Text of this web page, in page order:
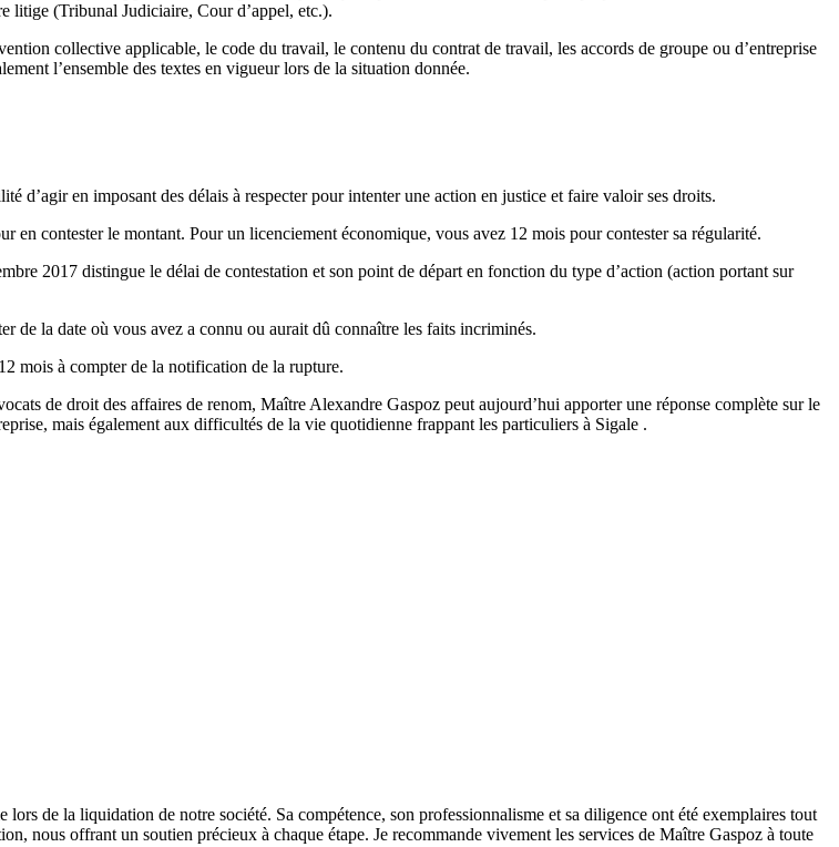
litige (Tribunal Judiciaire, Cour d’appel, etc.).
collective applicable, le code du travail, le contenu du contrat de travail, les accords de groupe ou d’entreprise
l’ensemble des textes en vigueur lors de la situation donnée.
d’agir en imposant des délais à respecter pour intenter une action en justice et faire valoir ses droits.
en contester le montant. Pour un licenciement économique, vous avez 12 mois pour contester sa régularité.
2017 distingue le délai de contestation et son point de départ en fonction du type d’action (action portant sur
de la date où vous avez a connu ou aurait dû connaître les faits incriminés.
mois à compter de la notification de la rupture.
de droit des affaires de renom, Maître Alexandre Gaspoz peut aujourd’hui apporter une réponse complète sur le
mais également aux difficultés de la vie quotidienne frappant les particuliers à Sigale .
de la liquidation de notre société. Sa compétence, son professionnalisme et sa diligence ont été exemplaires tout
nous offrant un soutien précieux à chaque étape. Je recommande vivement les services de Maître Gaspoz à toute